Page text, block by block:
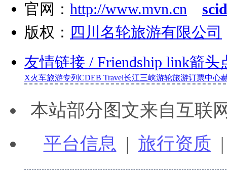
官网： http://www.mvn.cn
版权： 四川名轮旅游有限公司
友情链接 / Friendship link箭头
X火车旅游专列 CDEB Travel长江三峡游轮旅游订票中心
本站部分图文来自互联
平台信息 | 旅行资质